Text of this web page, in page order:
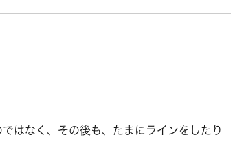
はなく、その後も、たまにラインをしたり